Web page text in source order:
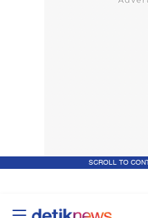
SCROLL TO